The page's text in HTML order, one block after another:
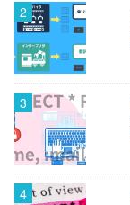
2
3
4